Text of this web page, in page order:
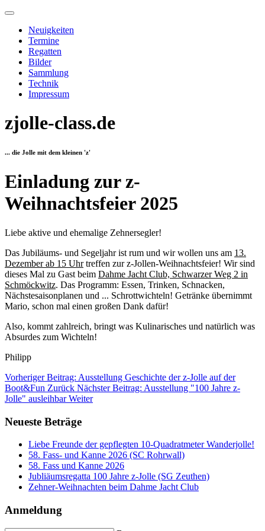
Neuigkeiten
Termine
Regatten
Bilder
Sammlung
Technik
Impressum
zjolle-class.de
... die Jolle mit dem kleinen 'z'
Einladung zur z-
Weihnachtsfeier 2025
Liebe aktive und ehemalige Zehnersegler!
Das Jubiläums- und Segeljahr ist rum und wir wollen uns am 13.
Dezember ab 15 Uhrtreffen zur z-Jollen-Weihnachtsfeier! Wir sind
dieses Mal zu Gast beim Dahme Jacht Club, Schwarzer Weg 2 in
Schmöckwitz. Das Programm: Essen, Trinken, Schnacken,
Nächstesaisonplanen und ... Schrottwichteln! Getränke übernimmt
Mario, schon mal einen großen Dank dafür!
Also, kommt zahlreich, bringt was Kulinarisches und natürlich was
Absurdes zum Wichteln!
Philipp
Vorheriger Beitrag: Ausstellung Geschichte der z-Jolle auf der
Boot&Fun Zurück Nächster Beitrag: Ausstellung "100 Jahre z-
Jolle" ausleihbarWeiter
Neueste Beträge
Liebe Freunde der gepflegten 10-Quadratmeter Wanderjolle!
58. Fass- und Kanne 2026 (SC Rohrwall)
58. Fass und Kanne 2026
Jubliäumsregatta 100 Jahre z-Jolle (SG Zeuthen)
Zehner-Weihnachten beim Dahme Jacht Club
Anmeldung